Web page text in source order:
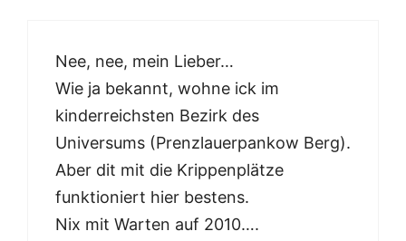
Nee, nee, mein Lieber…
Wie ja bekannt, wohne ick im
kinderreichsten Bezirk des
Universums (Prenzlauerpankow Berg).
Aber dit mit die Krippenplätze
funktioniert hier bestens.
Nix mit Warten auf 2010….